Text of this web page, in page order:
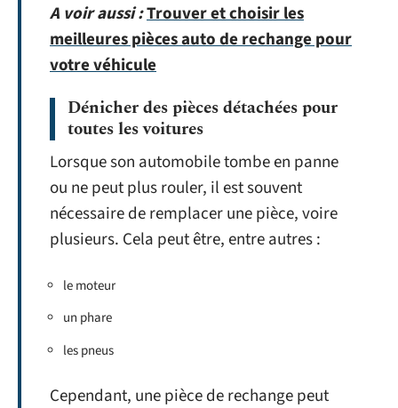
A voir aussi :Trouver et choisir les
meilleures pièces auto de rechange pour
votre véhicule
Dénicher des pièces détachées pour
toutes les voitures
Lorsque son automobile tombe en panne
ou ne peut plus rouler, il est souvent
nécessaire de remplacer une pièce, voire
plusieurs. Cela peut être, entre autres :
le moteur
un phare
les pneus
Cependant, une pièce de rechange peut